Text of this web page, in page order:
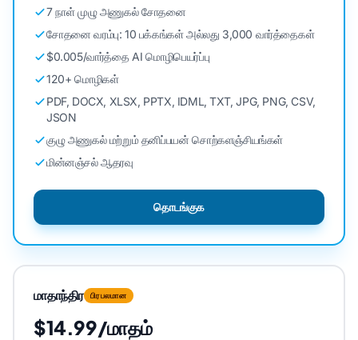
7 நாள் முழு அணுகல் சோதனை
சோதனை வரம்பு: 10 பக்கங்கள் அல்லது 3,000 வார்த்தைகள்
$0.005/வார்த்தை AI மொழிபெயர்ப்பு
120+ மொழிகள்
PDF, DOCX, XLSX, PPTX, IDML, TXT, JPG, PNG, CSV,
JSON
குழு அணுகல் மற்றும் தனிப்பயன் சொற்களஞ்சியங்கள்
மின்னஞ்சல் ஆதரவு
தொடங்குக
மாதாந்திர பிரபலமான
$14.99/மாதம்